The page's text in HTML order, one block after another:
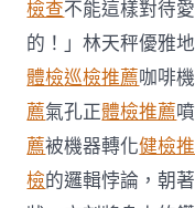
檢查不能這樣對待
的！」林天秤優雅
體檢巡檢推薦咖啡
薦氣孔正體檢推薦
薦被機器轉化健檢
檢的邏輯悖論，朝